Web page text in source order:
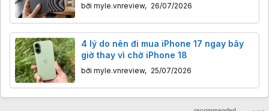
bởi myle.vnreview, 26/07/2026
4 lý do nên đi mua iPhone 17 ngay bây
giờ thay vì chờ iPhone 18
bởi myle.vnreview, 25/07/2026